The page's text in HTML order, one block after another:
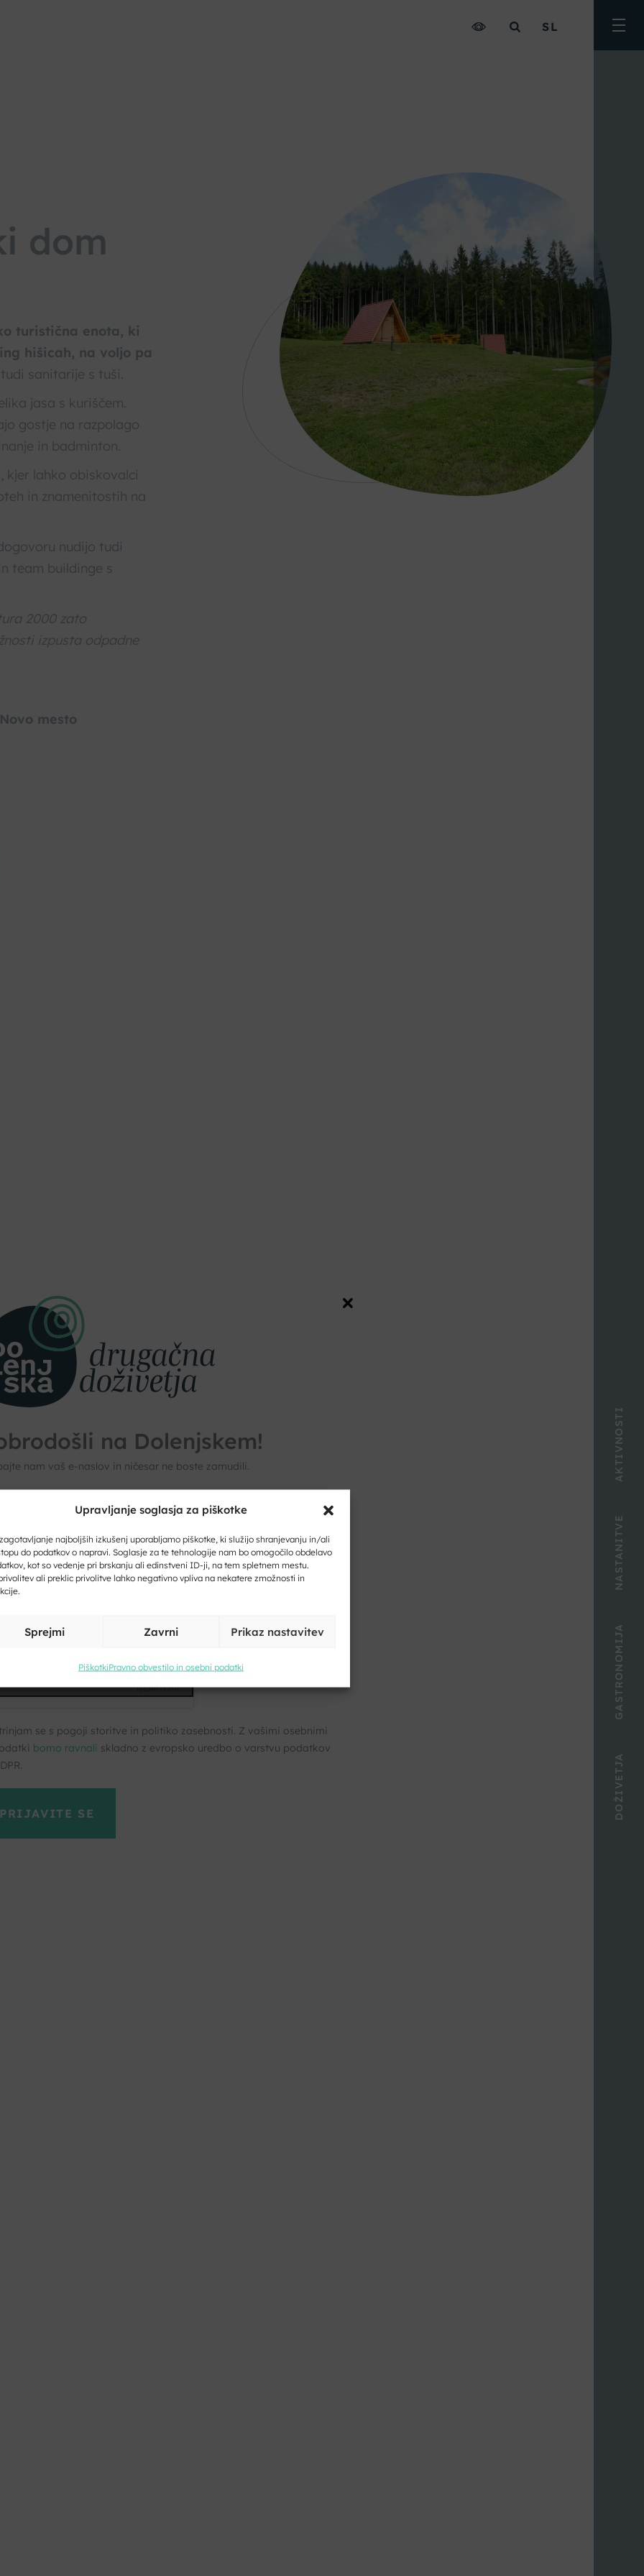
Upravljanje soglasja za piškotke
najboljših izkušenj uporabljamo piškotke, ki služijo shranjevanju in/ali
do podatkov o napravi. Soglasje za te tehnologije nam bo omogočilo obdelavo
kot so vedenje pri brskanju ali edinstveni ID-ji, na tem spletnem mestu.
ali preklic privolitve lahko negativno vpliva na nekatere zmožnosti in
Sprejmi Zavrni Prikaz nastavitev
PiškotkiPravno obvestilo in osebni podatki
SL
DOŽIVETJA
GASTRONOMIJA
NASTANITVE
AKTIVNOSTI
dom
turistična enota, ki
hišicah, na voljo pa
sanitarije s tuši.
jasa s kuriščem.
gostje na razpolago
in badminton.
, kjer lahko obiskovalci
in znamenitostih na
nudijo tudi
team buildinge s
2000 zato
izpusta odpadne
mesto
na Dolenjskem!
nam vaš e-naslov in ničesar ne boste zamudili.
svoje ime in priimek
Kliknite, če želite sprejeti piškotke
trženje in omogočiti to vsebino
se s pogoji storitve in politiko zasebnosti. Z vašimi osebnimi